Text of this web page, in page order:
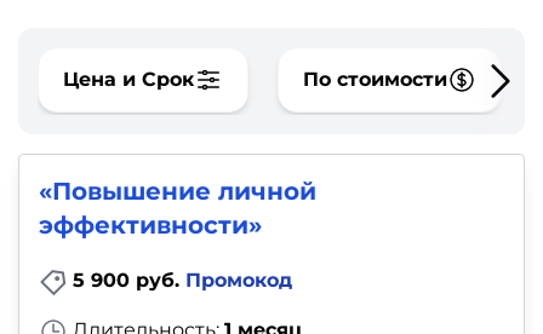
Цена и Срок По стоимости
«Повышение личной
эффективности»
5 900 руб. Промокод
фото,
аудио
Иностранный
язык